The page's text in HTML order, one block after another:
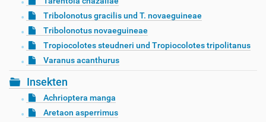
Tribolonotus gracilis und T. novaeguineae
Tribolonotus novaeguineae
Tropiocolotes steudneri und Tropiocolotes tripolitanus
Varanus acanthurus
Insekten
Achrioptera manga
Aretaon asperrimus